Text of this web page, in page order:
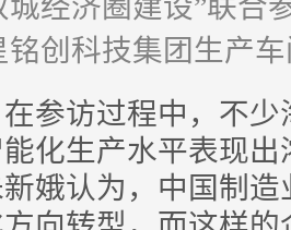
城经济圈建设”联合
铭创科技集团生产
访过程中，不少
化生产水平表现
娥认为，中国制